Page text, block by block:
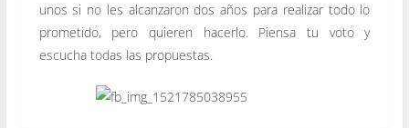
unos si no les alcanzaron dos años para realizar todo lo
prometido, pero quieren hacerlo. Piensa tu voto y
escucha todas las propuestas.